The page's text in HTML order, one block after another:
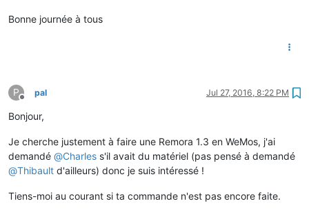
Bonne journée à tous
P
Offline
pal Jul 27, 2016, 8:22 PM
Bonjour,
Je cherche justement à faire une Remora 1.3 en WeMos, j'ai
demandé @Charles s'il avait du matériel (pas pensé à demandé
@Thibault d'ailleurs) donc je suis intéressé !
Tiens-moi au courant si ta commande n'est pas encore faite.